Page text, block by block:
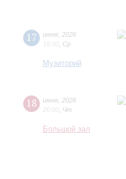
17 июня 2026
18:00 Ср
Музиторий
18 июня 2026
20:00 Чт
Большой зал